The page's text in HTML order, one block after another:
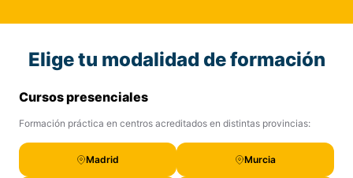
Elige tu modalidad de formación
Cursos presenciales
Formación práctica en centros acreditados en distintas provincias:
Madrid Murcia